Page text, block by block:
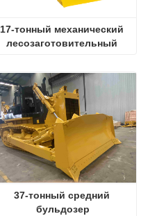
17-тонный механический
лесозаготовительный
37-тонный средний
бульдозер